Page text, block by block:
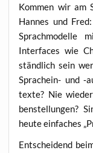
Kom­men wir am
Han­nes und
Sprach­mo­del­le
Inter­faces wie
ständ­lich sein
Sprach­ein- und
tex­te? Nie
ben­stel­lun­gen?
heu­te ein­fa­ches
Ent­schei­dend